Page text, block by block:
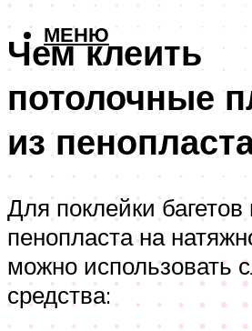
МЕНЮ
Чем клеить
потолочные
из
Для поклейки багетов
пенопласта на
можно использовать
средства: